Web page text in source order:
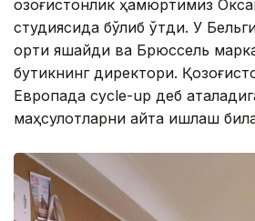
қозоғистонлик ҳамюртимиз
студиясида бўлиб ўтди. У
ортиқ яшайди ва Брюссель
бутикнинг директори.
Европада cycle-up деб
маҳсулотларни қайта ишлаш